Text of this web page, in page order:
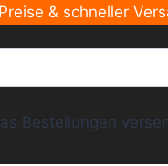
& schneller
Bestellungen